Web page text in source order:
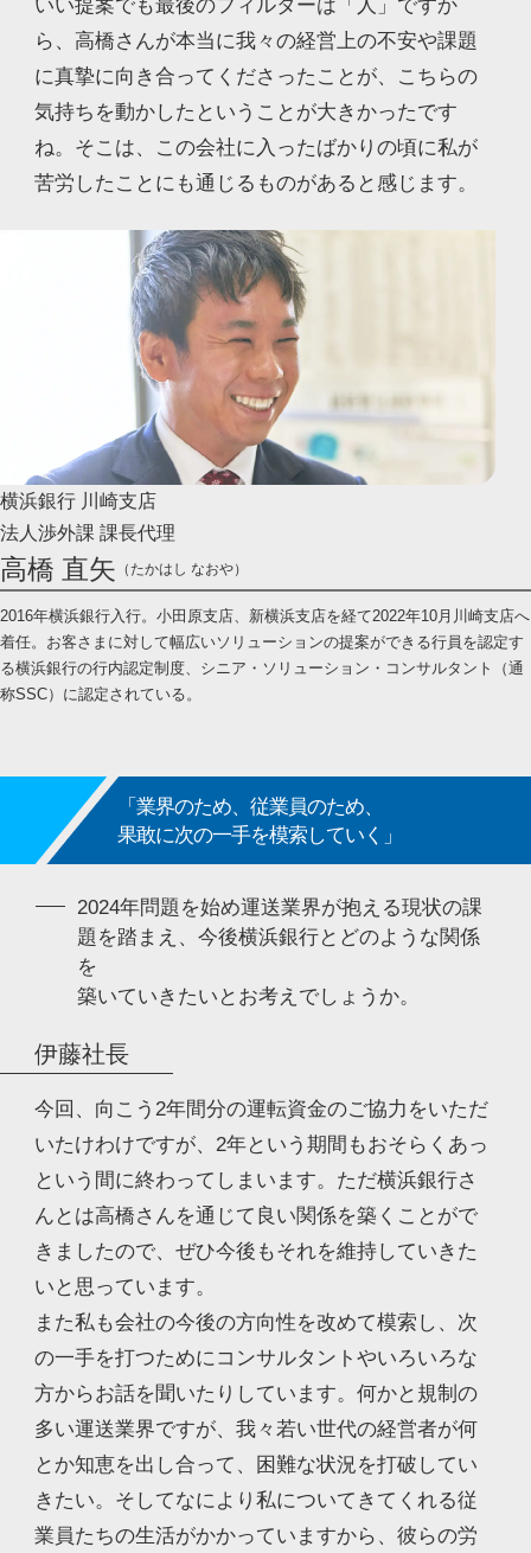
いい提案でも最後のフィルターは「人」ですか
ら、高橋さんが本当に我々の経営上の不安や課題
に真摯に向き合ってくださったことが、こちらの
気持ちを動かしたということが大きかったです
ね。そこは、この会社に入ったばかりの頃に私が
苦労したことにも通じるものがあると感じます。
横浜銀行 川崎支店
法人渉外課 課長代理
高橋 直矢 （たかはし なおや）
2016年横浜銀行入行。小田原支店、新横浜支店を経て2022年10月川崎支店へ
着任。お客さまに対して幅広いソリューションの提案ができる行員を認定す
る横浜銀行の行内認定制度、シニア・ソリューション・コンサルタント（通
称SSC）に認定されている。
「業界のため、従業員のため、
果敢に次の一手を模索していく」
2024年問題を始め運送業界が抱える現状の課
題を踏まえ、今後横浜銀行とどのような関係
を
築いていきたいとお考えでしょうか。
伊藤社長
今回、向こう2年間分の運転資金のご協力をいただ
いたけわけですが、2年という期間もおそらくあっ
という間に終わってしまいます。ただ横浜銀行さ
んとは高橋さんを通じて良い関係を築くことがで
きましたので、ぜひ今後もそれを維持していきた
いと思っています。
また私も会社の今後の方向性を改めて模索し、次
の一手を打つためにコンサルタントやいろいろな
方からお話を聞いたりしています。何かと規制の
多い運送業界ですが、我々若い世代の経営者が何
とか知恵を出し合って、困難な状況を打破してい
きたい。そしてなにより私についてきてくれる従
業員たちの生活がかかっていますから、彼らの労